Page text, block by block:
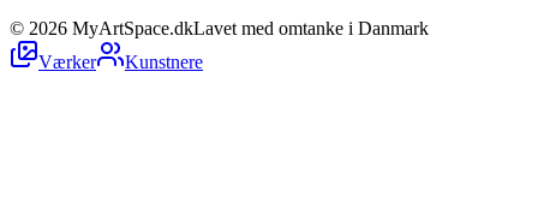
© 2026 MyArtSpace.dkLavet med omtanke i Danmark
Værker
Kunstnere